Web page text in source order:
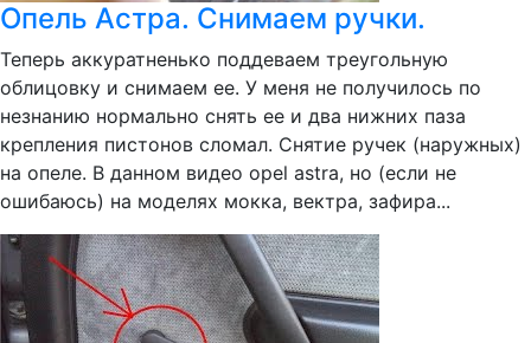
Опель Астра. Снимаем ручки.
Теперь аккуратненько поддеваем треугольную
облицовку и снимаем ее. У меня не получилось по
незнанию нормально снять ее и два нижних паза
крепления пистонов сломал. Снятие ручек (наружных)
на опеле. В данном видео opel astra, но (если не
ошибаюсь) на моделях мокка, вектра, зафира...